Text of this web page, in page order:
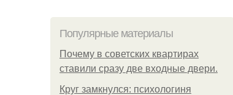
Популярные материалы
Почему в советских квартирах
ставили сразу две входные двери.
Круг замкнулся: психологиня